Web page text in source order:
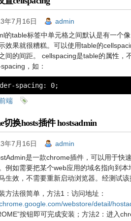
年7月16日
admin
的table标签中单元格之间默认是有一个
效果就很糟糕。可以使用table的
间的间距。 cellspacing是table的属性，
，如：
spacing: 0;
端
切换hosts插件 hostsadmin
年7月16日
admin
是一款chrome插件，可以用于快
例如需要把某个web应用的域名指向到
生效，不需要重新启动浏览器。经测试
方法很简单，方法1：访问地址：
webstore/detail/
按钮即可完成安装；方法2：进入